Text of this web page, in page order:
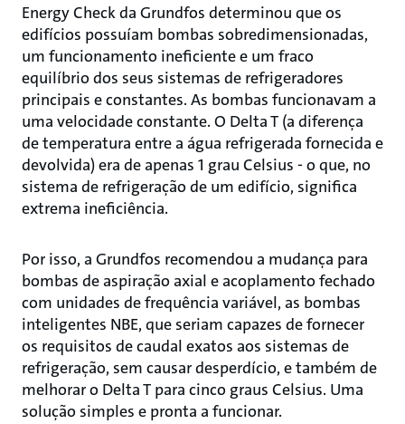
Energy Check da Grundfos determinou que os
edifícios possuíam bombas sobredimensionadas,
um funcionamento ineficiente e um fraco
equilíbrio dos seus sistemas de refrigeradores
principais e constantes. As bombas funcionavam a
uma velocidade constante. O Delta T (a diferença
de temperatura entre a água refrigerada fornecida e
devolvida) era de apenas 1 grau Celsius - o que, no
sistema de refrigeração de um edifício, significa
extrema ineficiência.
Por isso, a Grundfos recomendou a mudança para
bombas de aspiração axial e acoplamento fechado
com unidades de frequência variável, as bombas
inteligentes NBE, que seriam capazes de fornecer
os requisitos de caudal exatos aos sistemas de
refrigeração, sem causar desperdício, e também de
melhorar o Delta T para cinco graus Celsius. Uma
solução simples e pronta a funcionar.